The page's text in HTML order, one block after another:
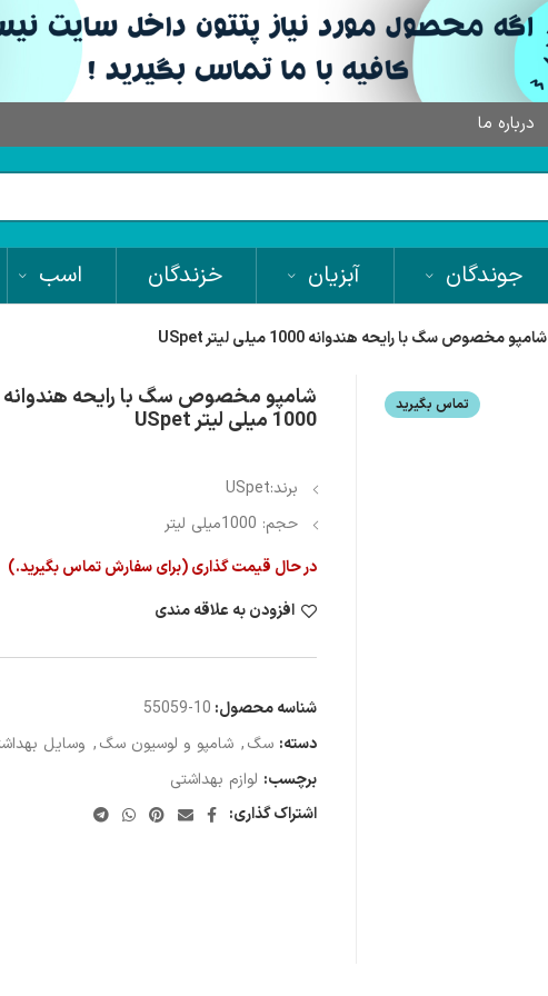
درباره ما
جوندگان آبزیان خزندگان اسب
شامپو مخصوص سگ با رایحه هندوانه 1000 میلی لیتر USpet
تماس بگیرید شامپو مخصوص سگ با رایحه هندوانه
1000 میلی لیتر USpet
برند:USpet
حجم: 1000میلی لیتر
در حال قیمت گذاری (برای سفارش تماس بگیرید.)
افزودن به علاقه مندی
شناسه محصول: 10-55059
دسته: سگ, شامپو و لوسیون سگ, وسایل
برچسب: لوازم بهداشتی
اشتراک گذاری: